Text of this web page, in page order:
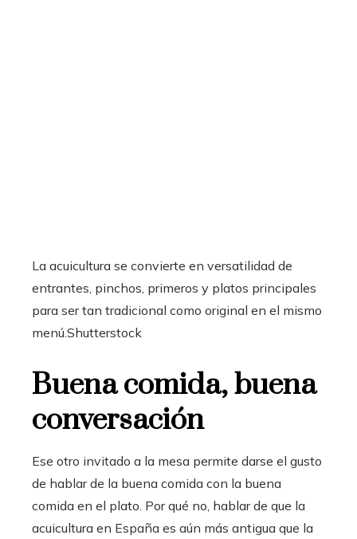
La acuicultura se convierte en versatilidad de
entrantes, pinchos, primeros y platos principales
para ser tan tradicional como original en el mismo
menú.Shutterstock
Buena comida, buena
conversación
Ese otro invitado a la mesa permite darse el gusto
de hablar de la buena comida con la buena
comida en el plato. Por qué no, hablar de que la
acuicultura en España es aún más antigua que la